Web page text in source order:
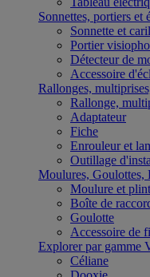
Sonnettes, portiers et
Sonnette et
Portier
Détecteur de
Accessoire
Rallonges,
Rallonge,
Adaptateur
Fiche
Enrouleur et
Outillage
Moulures, Goulottes,
Moulure et
Boîte de
Goulotte
Accessoire de
Explorer par gamme
Céliane